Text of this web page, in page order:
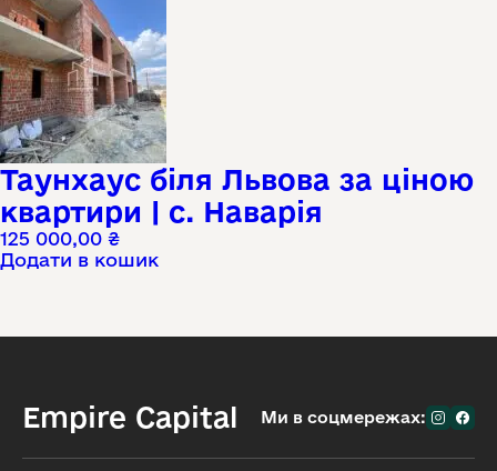
Таунхаус біля Львова за ціною
квартири | с. Наварія
125 000,00 ₴
Додати в кошик
Empire Capital Ми в соцмережах: